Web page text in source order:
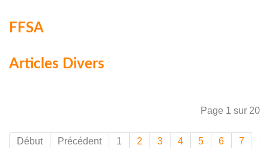
FFSA
Articles Divers
Page 1 sur 20
Début Précédent 1 2 3 4 5 6 7